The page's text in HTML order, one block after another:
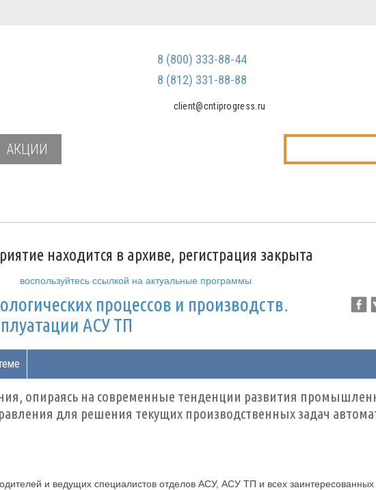
Мы не передаем ваши данные
спам
8 (800) 333-88-44
8 (812) 331-88-88
client@cntiprogress.ru
АКЦИИ
находится в архиве, регистрация закрыта
воспользуйтесь ссылкой на актуальные программы
процессов и производств.
АСУ ТП
опираясь на современные тенденции развития
для решения текущих производственных задач
и ведущих специалистов отделов АСУ, АСУ ТП и всех заинтересованных